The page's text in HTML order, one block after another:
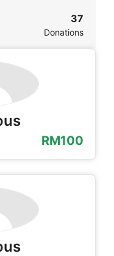
37
Donations
RM100